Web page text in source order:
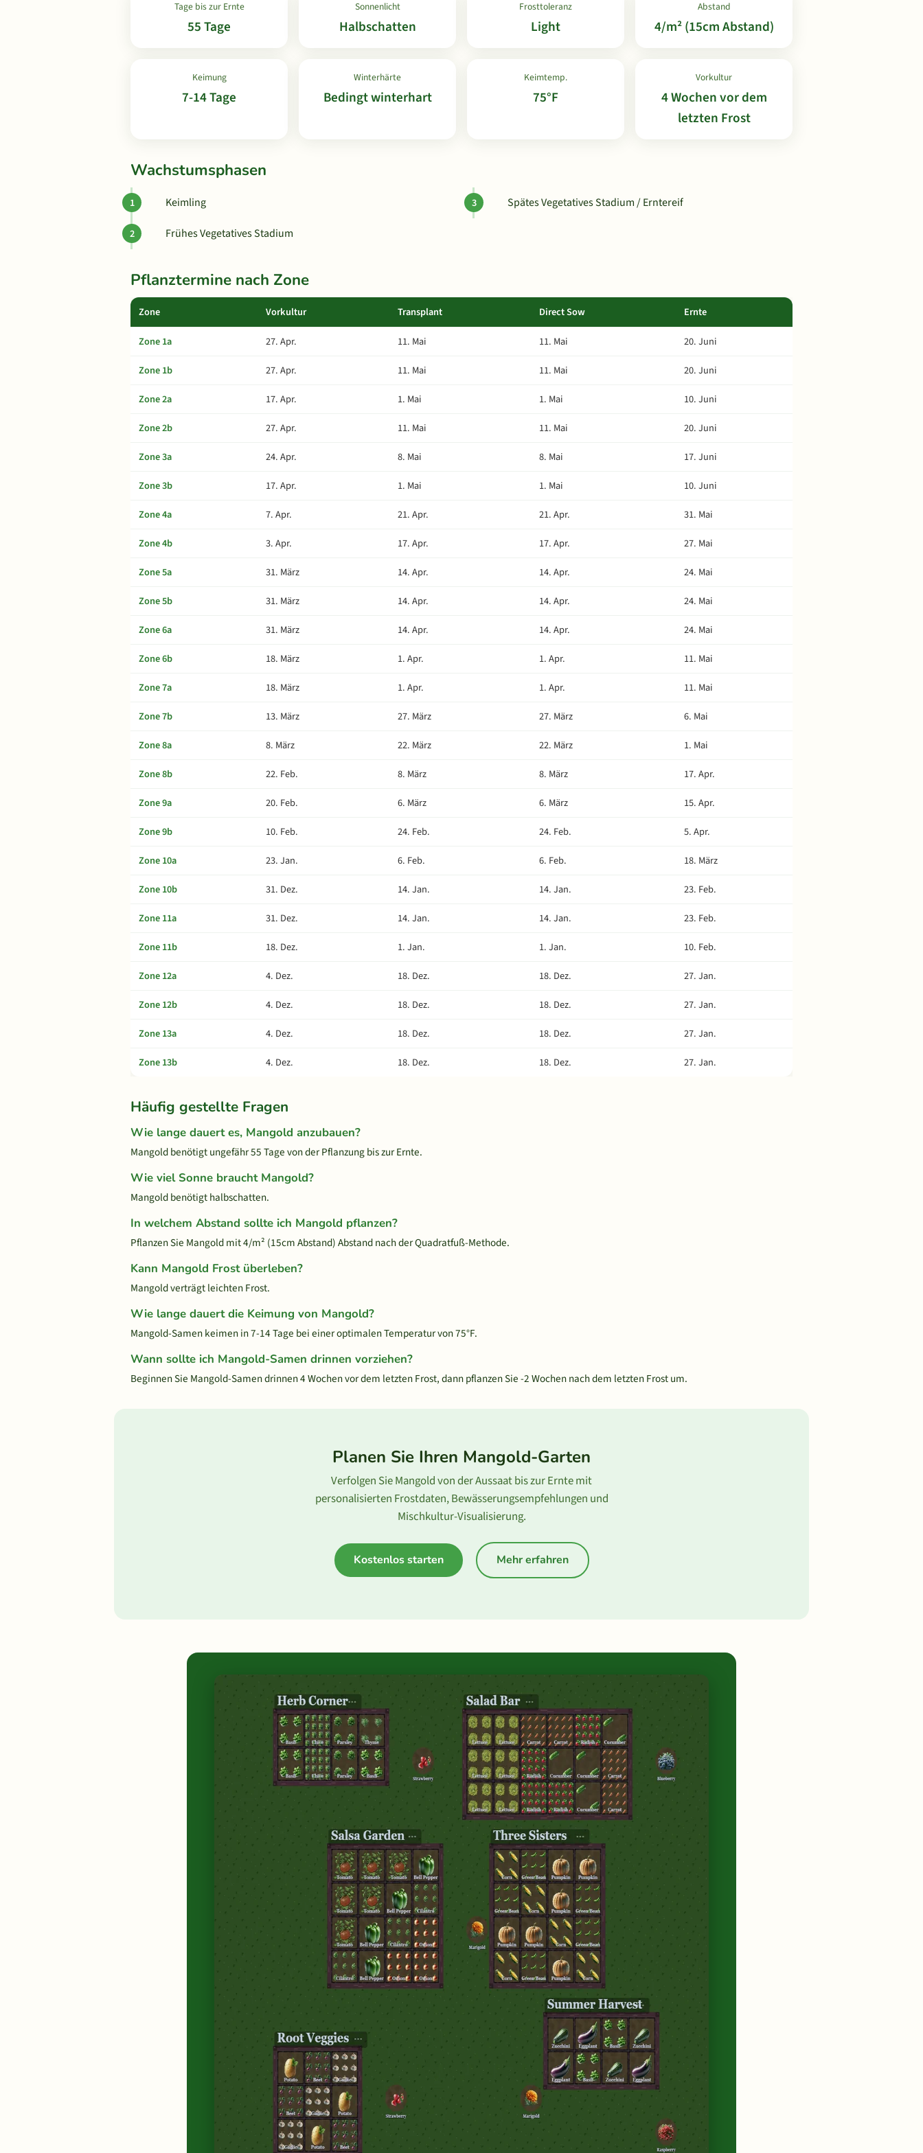
Tage bis zur Ernte
55 Tage
Sonnenlicht
Halbschatten
Frosttoleranz
Light
Abstand
4/m² (15cm Abstand)
Keimung
7-14 Tage
Winterhärte
Bedingt winterhart
Keimtemp.
75°F
Vorkultur
4 Wochen vor dem
letzten Frost
Wachstumsphasen
Keimling
Frühes Vegetatives Stadium
Spätes Vegetatives Stadium / Erntereif
Pflanztermine nach Zone
Zone Vorkultur Transplant Direct Sow Ernte
Zone 1a 27. Apr. 11. Mai 11. Mai
20. Juni
Zone 1b
27. Apr. 11. Mai 11. Mai
20. Juni
Zone 2a
17. Apr. 1. Mai 1. Mai
10. Juni
Zone 2b
27. Apr. 11. Mai 11. Mai
20. Juni
Zone 3a
24. Apr. 8. Mai 8. Mai
17. Juni
Zone 3b
17. Apr. 1. Mai 1. Mai
10. Juni
Zone 4a
7. Apr. 21. Apr. 21. Apr.
31. Mai
Zone 4b
3. Apr. 17. Apr. 17. Apr.
27. Mai
Zone 5a
31. März 14. Apr. 14. Apr.
24. Mai
Zone 5b
31. März 14. Apr. 14. Apr.
24. Mai
Zone 6a
31. März 14. Apr. 14. Apr.
24. Mai
Zone 6b
18. März 1. Apr. 1. Apr.
11. Mai
Zone 7a
18. März 1. Apr. 1. Apr.
11. Mai
Zone 7b
13. März 27. März 27. März
6. Mai
Zone 8a
8. März 22. März 22. März
1. Mai
Zone 8b
22. Feb. 8. März 8. März
17. Apr.
Zone 9a
20. Feb. 6. März 6. März
15. Apr.
Zone 9b
10. Feb. 24. Feb. 24. Feb.
5. Apr.
Zone 10a
23. Jan. 6. Feb. 6. Feb.
18. März
Zone 10b
31. Dez. 14. Jan. 14. Jan.
23. Feb.
Zone 11a
31. Dez. 14. Jan. 14. Jan.
23. Feb.
Zone 11b
18. Dez. 1. Jan. 1. Jan.
10. Feb.
Zone 12a
4. Dez. 18. Dez. 18. Dez.
27. Jan.
Zone 12b
4. Dez. 18. Dez. 18. Dez.
27. Jan.
Zone 13a
4. Dez. 18. Dez. 18. Dez.
27. Jan.
Zone 13b
4. Dez. 18. Dez. 18. Dez. 27. Jan.
Häufig gestellte Fragen
Wie lange dauert es, Mangold anzubauen?
Mangold benötigt ungefähr 55 Tage von der Pflanzung bis zur Ernte.
Wie viel Sonne braucht Mangold?
Mangold benötigt halbschatten.
In welchem Abstand sollte ich Mangold pflanzen?
Pflanzen Sie Mangold mit 4/m² (15cm Abstand) Abstand nach der Quadratfuß-Methode.
Kann Mangold Frost überleben?
Mangold verträgt leichten Frost.
Wie lange dauert die Keimung von Mangold?
Mangold-Samen keimen in 7-14 Tage bei einer optimalen Temperatur von 75°F.
Wann sollte ich Mangold-Samen drinnen vorziehen?
Beginnen Sie Mangold-Samen drinnen 4 Wochen vor dem letzten Frost, dann pflanzen Sie -2 Wochen nach dem letzten Frost um.
Planen Sie Ihren Mangold-Garten
Verfolgen Sie Mangold von der Aussaat bis zur Ernte mit
personalisierten Frostdaten, Bewässerungsempfehlungen und
Mischkultur-Visualisierung.
Kostenlos starten Mehr erfahren